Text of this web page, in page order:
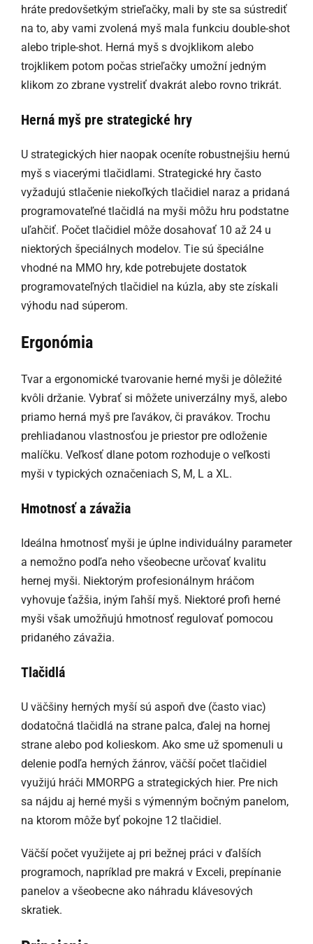
hráte predovšetkým strieľačky, mali by ste sa sústrediť
na to, aby vami zvolená myš mala funkciu double-shot
alebo triple-shot. Herná myš s dvojklikom alebo
trojklikem potom počas strieľačky umožní jedným
klikom zo zbrane vystreliť dvakrát alebo rovno trikrát.
Herná myš pre strategické hry
U strategických hier naopak oceníte robustnejšiu hernú
myš s viacerými tlačidlami. Strategické hry často
vyžadujú stlačenie niekoľkých tlačidiel naraz a pridaná
programovateľné tlačidlá na myši môžu hru podstatne
uľahčiť. Počet tlačidiel môže dosahovať 10 až 24 u
niektorých špeciálnych modelov. Tie sú špeciálne
vhodné na MMO hry, kde potrebujete dostatok
programovateľných tlačidiel na kúzla, aby ste získali
výhodu nad súperom.
Ergonómia
Tvar a ergonomické tvarovanie herné myši je dôležité
kvôli držanie. Vybrať si môžete univerzálny myš, alebo
priamo herná myš pre ľavákov, či pravákov. Trochu
prehliadanou vlastnosťou je priestor pre odloženie
malíčku. Veľkosť dlane potom rozhoduje o veľkosti
myši v typických označeniach S, M, L a XL.
Hmotnosť a závažia
Ideálna hmotnosť myši je úplne individuálny parameter
a nemožno podľa neho všeobecne určovať kvalitu
hernej myši. Niektorým profesionálnym hráčom
vyhovuje ťažšia, iným ľahší myš. Niektoré profi herné
myši však umožňujú hmotnosť regulovať pomocou
pridaného závažia.
Tlačidlá
U väčšiny herných myší sú aspoň dve (často viac)
dodatočná tlačidlá na strane palca, ďalej na hornej
strane alebo pod kolieskom. Ako sme už spomenuli u
delenie podľa herných žánrov, väčší počet tlačidiel
využijú hráči MMORPG a strategických hier. Pre nich
sa nájdu aj herné myši s výmenným bočným panelom,
na ktorom môže byť pokojne 12 tlačidiel.
Väčší počet využijete aj pri bežnej práci v ďalších
programoch, napríklad pre makrá v Exceli, prepínanie
panelov a všeobecne ako náhradu klávesových
skratiek.